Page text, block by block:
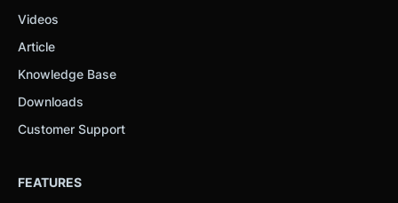
Videos
Article
Knowledge Base
Downloads
Customer Support
FEATURES